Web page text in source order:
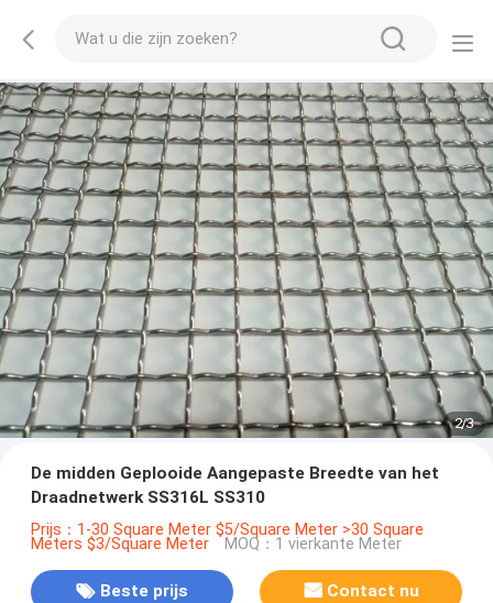
2/3
De midden Geplooide Aangepaste Breedte van het
Draadnetwerk SS316L SS310
Prijs：1-30 Square Meter $5/Square Meter >30 Square
Meters $3/Square Meter MOQ：1 vierkante Meter
Beste prijs Contact nu